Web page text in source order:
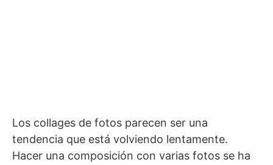
Los collages de fotos parecen ser una
tendencia que está volviendo lentamente.
Hacer una composición con varias fotos se ha